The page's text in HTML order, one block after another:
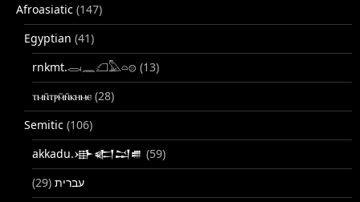
Afroasiatic (147)
Egyptian (41)
rnkmt.𓂋𓏺𓈖𓆎𓅓𓏏𓊖 (13)
ⲧⲙⲛ̄ⲧⲣⲙ̄ⲛ̄ⲕⲏⲙⲉ (28)
Semitic (106)
akkadu.𒀝𒅗𒁺𒌑 (59)
עברית (29)